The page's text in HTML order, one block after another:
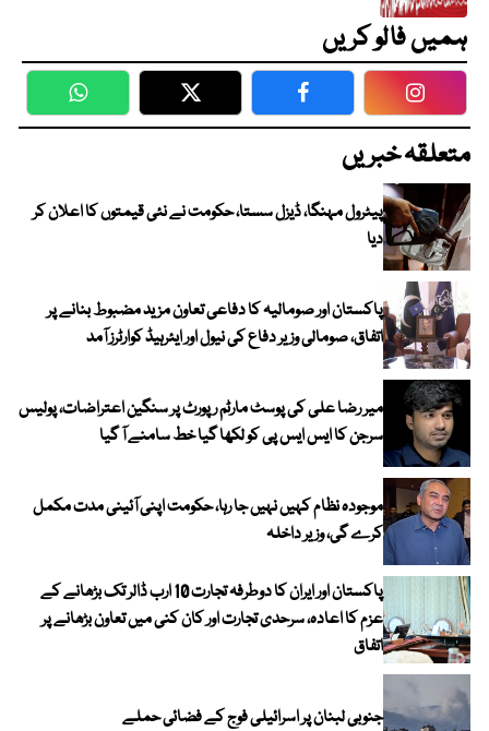
ہمیں فالو کریں
WhatsApp Twitter Facebook
متعلقہ خبریں
پیٹرول مہنگا، ڈیزل سستا، حکومت نے نئی قیمتوں کا اعلان کر
دیا
پاکستان اور صومالیہ کا دفاعی تعاون مزید مضبوط بنانے پر
اتفاق، صومالی وزیر دفاع کی نیول اور ایئرہیڈ کوارٹرز آمد
میر رضا علی کی پوسٹ مارٹم رپورٹ پر سنگین اعتراضات، پولیس
سرجن کا ایس ایس پی کو لکھا گیا خط سامنے آ گیا
موجودہ نظام کہیں نہیں جا رہا، حکومت اپنی آئینی مدت مکمل
کرے گی، وزیر داخلہ
پاکستان اور ایران کا دوطرفہ تجارت 10 ارب ڈالر تک بڑھانے کے
عزم کا اعادہ، سرحدی تجارت اور کان کنی میں تعاون بڑھانے پر
اتفاق
جنوبی لبنان پر اسرائیلی فوج کے فضائی حملے